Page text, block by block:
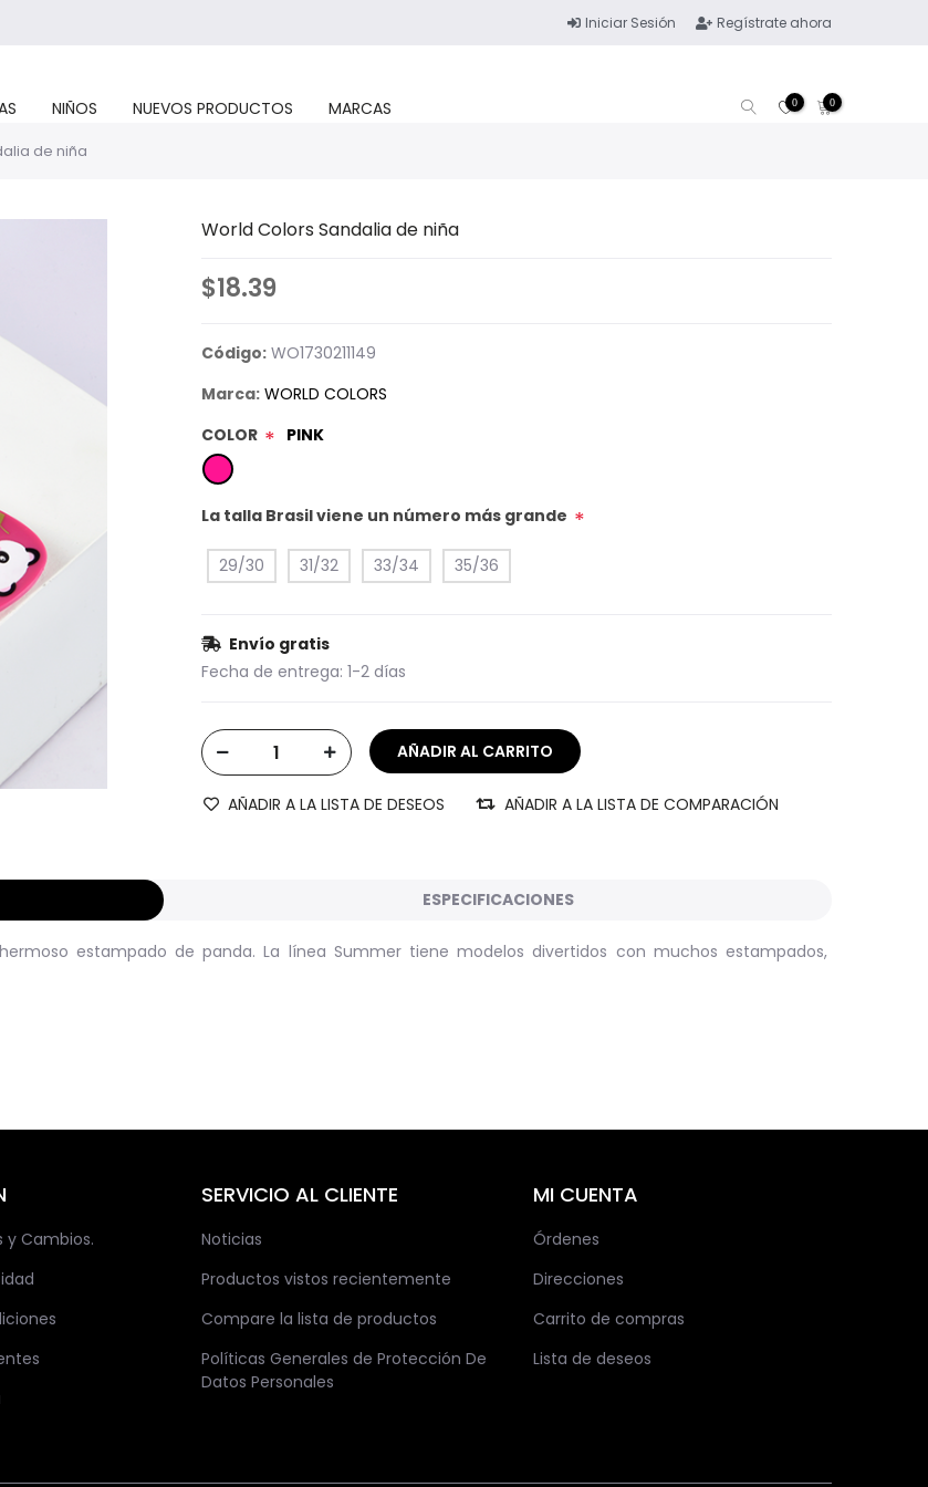
Iniciar Sesión Regístrate ahora
NIÑOS NUEVOS PRODUCTOS MARCAS 0 0
de niña
World Colors Sandalia de niña
$18.39
Código: WO1730211149
Marca: WORLD COLORS
COLOR * PINK
La talla Brasil viene un número más grande *
29/30 31/32 33/34 35/36
Envío gratis
Fecha de entrega: 1-2 días
AÑADIR A LA LISTA DE DESEOS AÑADIR A LA LISTA DE COMPARACIÓN
ESPECIFICACIONES
estampado de panda. La línea Summer tiene modelos divertidos con muchos estampados,
y Cambios.
SERVICIO AL CLIENTE
Noticias
Productos vistos recientemente
Compare la lista de productos
Políticas Generales de Protección De
Datos Personales
MI CUENTA
Órdenes
Direcciones
Carrito de compras
Lista de deseos